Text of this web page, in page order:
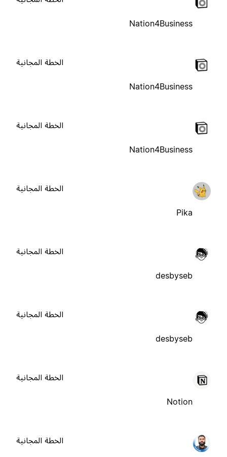
Nation4Business
Nation4Business
الخطة المجانية
Nation4Business
الخطة المجانية
Pika
الخطة المجانية
desbyseb
الخطة المجانية
desbyseb
الخطة المجانية
Notion
الخطة المجانية
الخطة المجانية